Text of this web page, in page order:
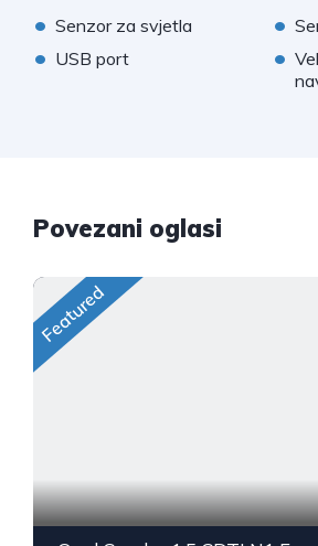
• Senzor za svjetla •
• USB port •
Povezani oglasi
Featured